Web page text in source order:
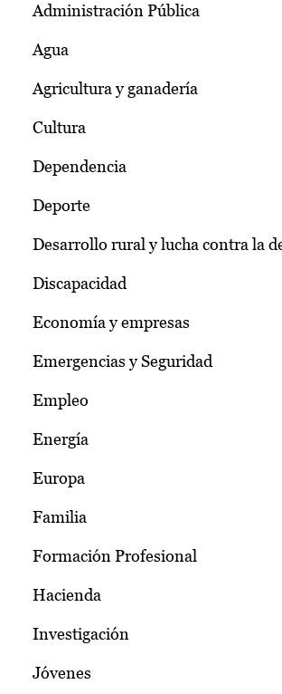
Administración Pública
Agua
Agricultura y ganadería
Cultura
Dependencia
Deporte
Desarrollo rural y lucha contra la
Discapacidad
Economía y empresas
Emergencias y Seguridad
Empleo
Energía
Europa
Familia
Formación Profesional
Hacienda
Investigación
Jóvenes